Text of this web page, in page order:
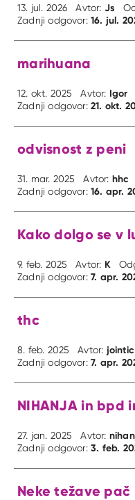
13. jul. 2026 Avtor: Js
Zadnji odgovor:16. jul.
marihuana
12. okt. 2025 Avtor: Igor
Zadnji odgovor:21. okt.
odvisnost z peni
31. mar. 2025 Avtor: hhc
Zadnji odgovor:16. apr.
Kako dolgo se v
9. feb. 2025 Avtor: K
Zadnji odgovor:7. apr.
thc
8. feb. 2025 Avtor: jointic
Zadnji odgovor:7. apr.
NIHANJA in bpd
27. jan. 2025 Avtor:
Zadnji odgovor:3. feb.
Neke težave pač